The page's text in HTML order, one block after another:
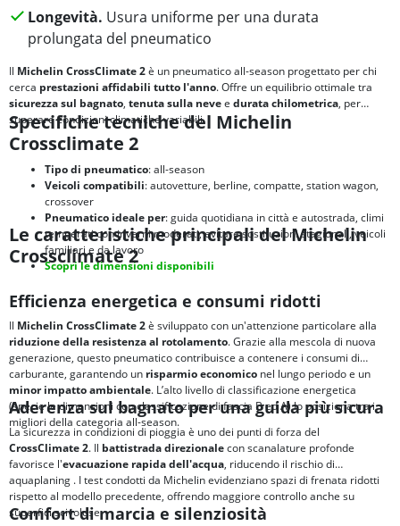
Longevità. Usura uniforme per una durata
prolungata del pneumatico
Il Michelin CrossClimate 2è un pneumatico all-season progettato per chi
cerca prestazioni affidabili tutto l'anno. Offre un equilibrio ottimale tra
sicurezza sul bagnato, tenuta sulla nevee durata chilometrica, per
superare condizioni climatiche variabili.
Specifiche tecniche del Michelin
Crossclimate 2
Tipo di pneumatico: all-season
Veicoli compatibili: autovetture, berline, compatte, station wagon,
crossover
Pneumatico ideale per: guida quotidiana in città e autostrada, climi
temperati con inverni moderati, evitare sostituzioni stagionali, veicoli
familiari e da lavoro
Scopri le dimensioni disponibili
Le caratteristiche principali del Michelin
Crossclimate 2
Efficienza energetica e consumi ridotti
Il Michelin CrossClimate 2è sviluppato con un'attenzione particolare alla
riduzione della resistenza al rotolamento. Grazie alla mescola di nuova
generazione, questo pneumatico contribuisce a contenere i consumi di
carburante, garantendo un risparmio economico nel lungo periodo e un
minor impatto ambientale. L’alto livello di classificazione energetica
(specie le dimensioni con classificazione di fascia B ed A) lo posiziona tra i
migliori della categoria all-season.
Aderenza sul bagnato per una guida più sicura
La sicurezza in condizioni di pioggia è uno dei punti di forza del
CrossClimate 2. Il battistrada direzionalecon scanalature profonde
favorisce l'evacuazione rapida dell'acqua, riducendo il rischio di
aquaplaning . I test condotti da Michelin evidenziano spazi di frenata ridotti
rispetto al modello precedente, offrendo maggiore controllo anche su
superfici scivolose.
Comfort di marcia e silenziosità